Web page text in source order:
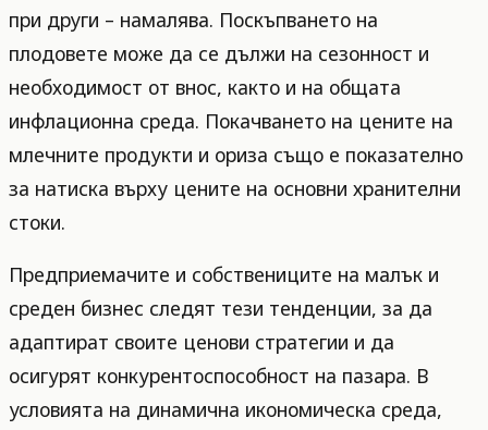
при други – намалява. Поскъпването на
плодовете може да се дължи на сезонност и
необходимост от внос, както и на общата
инфлационна среда. Покачването на цените на
млечните продукти и ориза също е показателно
за натиска върху цените на основни хранителни
стоки.
Предприемачите и собствениците на малък и
среден бизнес следят тези тенденции, за да
адаптират своите ценови стратегии и да
осигурят конкурентоспособност на пазара. В
условията на динамична икономическа среда,